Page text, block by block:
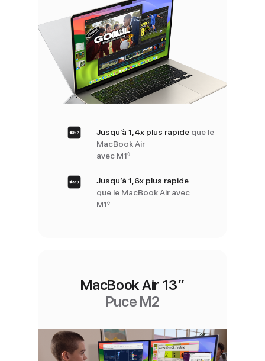
Jusqu’à 1,4x plus rapideque le
MacBook Air
avec M1◊Renvoi aux mentions légales
Jusqu’à 1,6x plus rapide
que le MacBook Air avec
M1◊Renvoi aux mentions légales
MacBook Air 13″
Puce M2